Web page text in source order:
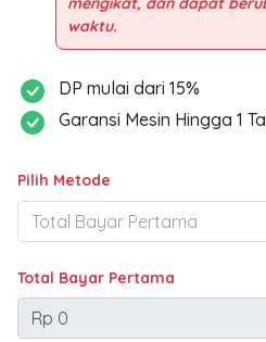
DP mulai dari 15%
Garansi Mesin Hingga 1
Pilih Metode
Total Bayar Pertama